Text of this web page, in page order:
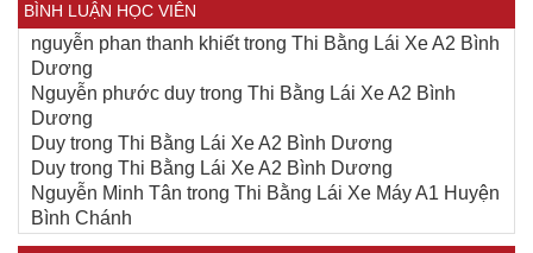
BÌNH LUẬN HỌC VIÊN
nguyễn phan thanh khiếttrong Thi Bằng Lái Xe A2 Bình
Dương
Nguyễn phước duy trong Thi Bằng Lái Xe A2 Bình
Dương
Duy trong Thi Bằng Lái Xe A2 Bình Dương
Duy trong Thi Bằng Lái Xe A2 Bình Dương
Nguyễn Minh Tân trong Thi Bằng Lái Xe Máy A1 Huyện
Bình Chánh